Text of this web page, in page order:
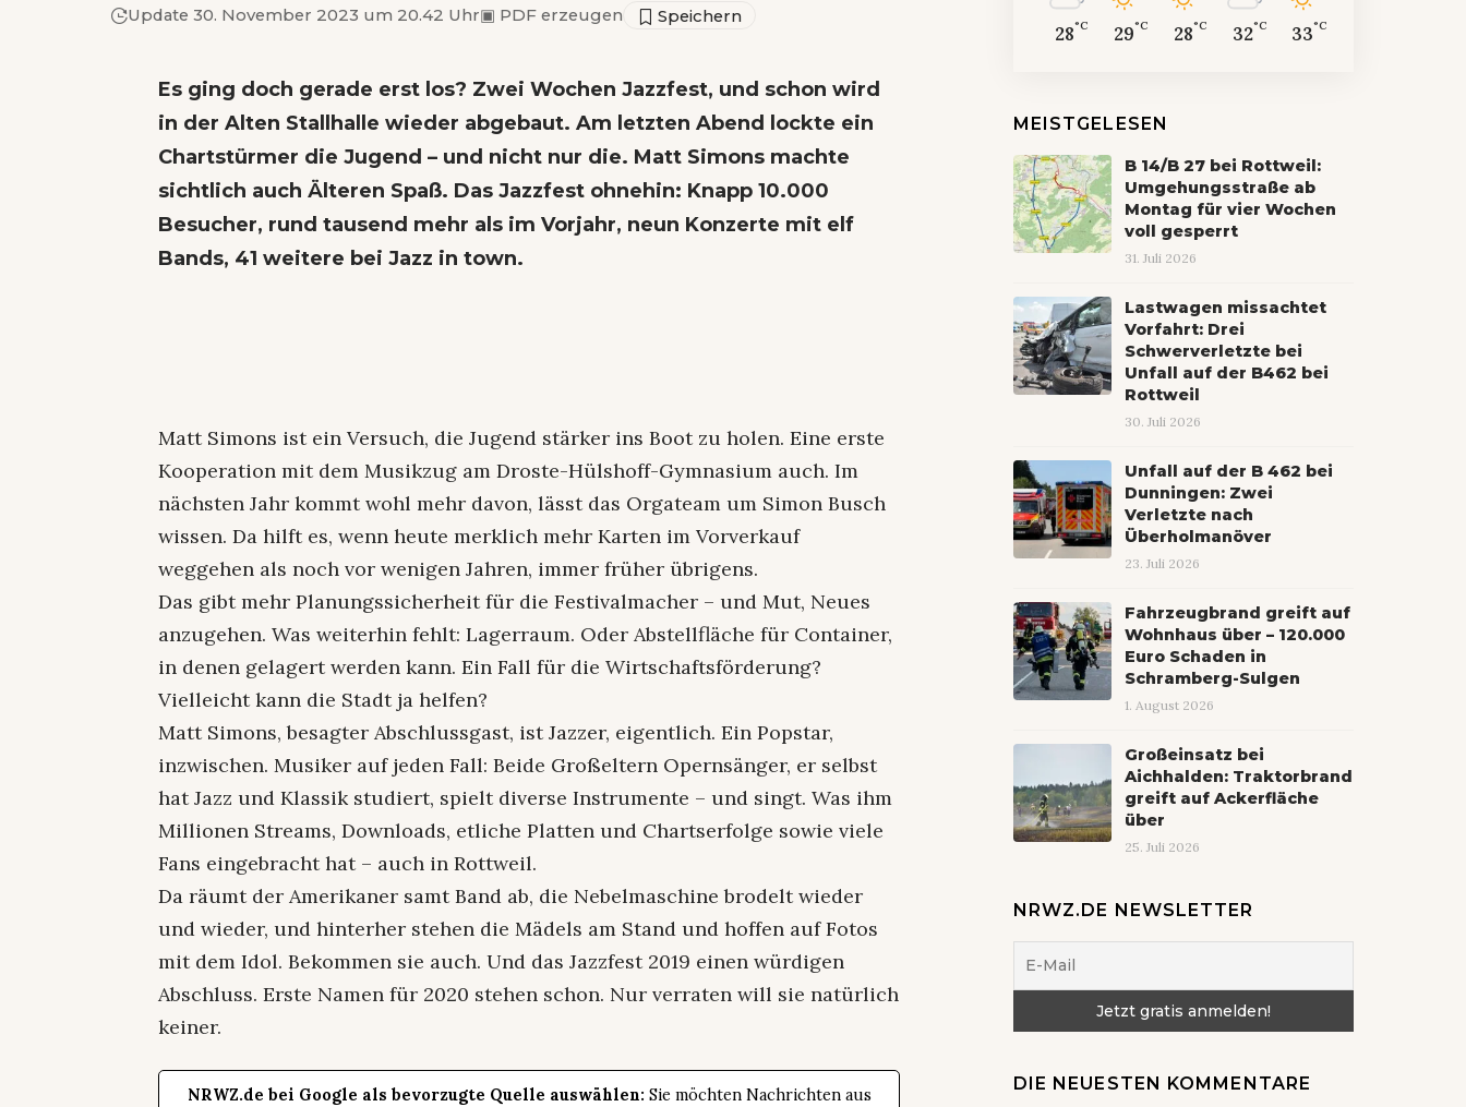
Update 30. November 2023 um 20.42 Uhr▣ PDF erzeugen
Es ging doch gerade erst los? Zwei Wochen Jazzfest, und schon wird
in der Alten Stallhalle wieder abgebaut. Am letzten Abend lockte ein
Chartstürmer die Jugend – und nicht nur die. Matt Simons machte
sichtlich auch Älteren Spaß. Das Jazzfest ohnehin: Knapp 10.000
Besucher, rund tausend mehr als im Vorjahr, neun Konzerte mit elf
Bands, 41 weitere bei Jazz in town.
Matt Simons ist ein Versuch, die Jugend stärker ins Boot zu holen. Eine erste
Kooperation mit dem Musikzug am Droste-Hülshoff-Gymnasium auch. Im
nächsten Jahr kommt wohl mehr davon, lässt das Orgateam um Simon Busch
wissen. Da hilft es, wenn heute merklich mehr Karten im Vorverkauf
weggehen als noch vor wenigen Jahren, immer früher übrigens.
Das gibt mehr Planungssicherheit für die Festivalmacher – und Mut, Neues
anzugehen. Was weiterhin fehlt: Lagerraum. Oder Abstellfläche für Container,
in denen gelagert werden kann. Ein Fall für die Wirtschaftsförderung?
Vielleicht kann die Stadt ja helfen?
Matt Simons, besagter Abschlussgast, ist Jazzer, eigentlich. Ein Popstar,
inzwischen. Musiker auf jeden Fall: Beide Großeltern Opernsänger, er selbst
hat Jazz und Klassik studiert, spielt diverse Instrumente – und singt. Was ihm
Millionen Streams, Downloads, etliche Platten und Chartserfolge sowie viele
Fans eingebracht hat – auch in Rottweil.
Da räumt der Amerikaner samt Band ab, die Nebelmaschine brodelt wieder
und wieder, und hinterher stehen die Mädels am Stand und hoffen auf Fotos
mit dem Idol. Bekommen sie auch. Und das Jazzfest 2019 einen würdigen
Abschluss. Erste Namen für 2020 stehen schon. Nur verraten will sie natürlich
keiner.
NRWZ.de bei Google als bevorzugte Quelle auswählen: Sie möchten Nachrichten aus
28°C 29°C 28°C 32°C 33°C
MEISTGELESEN
B 14/B 27 bei Rottweil:
Umgehungsstraße ab
Montag für vier Wochen
voll gesperrt
31. Juli 2026
Lastwagen missachtet
Vorfahrt: Drei
Schwerverletzte bei
Unfall auf der B462 bei
Rottweil
30. Juli 2026
Unfall auf der B 462 bei
Dunningen: Zwei
Verletzte nach
Überholmanöver
23. Juli 2026
Fahrzeugbrand greift auf
Wohnhaus über – 120.000
Euro Schaden in
Schramberg-Sulgen
1. August 2026
Großeinsatz bei
Aichhalden: Traktorbrand
greift auf Ackerfläche
über
25. Juli 2026
NRWZ.DE NEWSLETTER
DIE NEUESTEN KOMMENTARE